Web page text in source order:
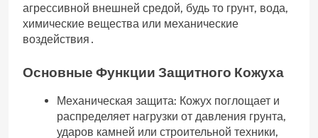
агрессивной внешней средой, будь то грунт, вода,
химические вещества или механические
воздействия․
Основные Функции Защитного Кожуха
Механическая защита: Кожух поглощает и
распределяет нагрузки от давления грунта,
ударов камней или строительной техники,